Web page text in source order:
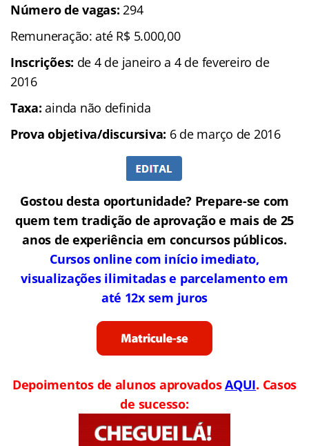
Número de vagas:294
Remuneração: até R$ 5.000,00
Inscrições: de 4 de janeiro a 4 de fevereiro de
2016
Taxa:ainda não definida
Prova objetiva/discursiva: 6 de março de 2016
Gostou desta oportunidade? Prepare-se com
quem tem tradição de aprovação e mais de 25
anos de experiência em concursos públicos.
Cursos online com início imediato,
visualizações ilimitadas e parcelamento em
até 12x sem juros
Depoimentos de alunos aprovadosAQUI. Casos
de sucesso: